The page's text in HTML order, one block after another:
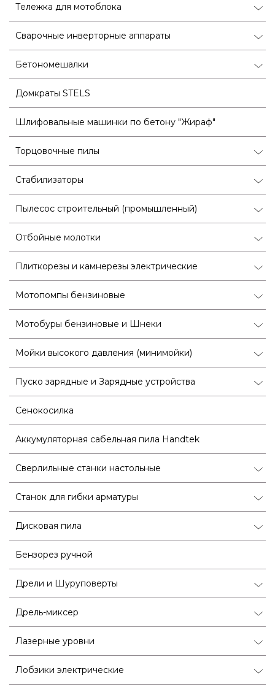
Тележка для мотоблока
Сварочные инверторные аппараты
Бетономешалки
Домкраты STELS
Шлифовальные машинки по бетону "Жираф"
Торцовочные пилы
Стабилизаторы
Пылесос строительный (промышленный)
Отбойные молотки
Плиткорезы и камнерезы электрические
Мотопомпы бензиновые
Мотобуры бензиновые и Шнеки
Мойки высокого давления (минимойки)
Пуско зарядные и Зарядные устройства
Сенокосилка
Аккумуляторная сабельная пила Handtek
Сверлильные станки настольные
Станок для гибки арматуры
Дисковая пила
Бензорез ручной
Дрели и Шуруповерты
Дрель-миксер
Лазерные уровни
Лобзики электрические